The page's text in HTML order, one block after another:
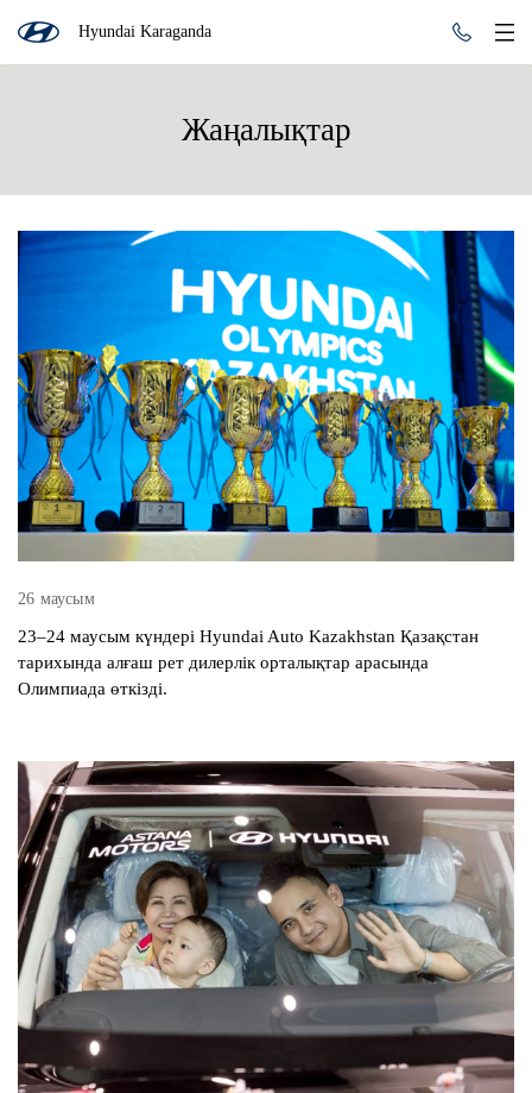
Hyundai Karaganda
Жаңалықтар
26 маусым
23–24 маусым күндері Hyundai Auto Kazakhstan Қазақстан
тарихында алғаш рет дилерлік орталықтар арасында
Олимпиада өткізді.